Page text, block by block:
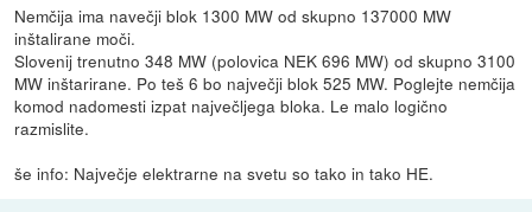
Nemčija ima navečji blok 1300 MW od skupno 137000 MW
inštalirane moči.
Slovenij trenutno 348 MW (polovica NEK 696 MW) od skupno 3100
MW inštarirane. Po teš 6 bo največji blok 525 MW. Poglejte nemčija
komod nadomesti izpat največljega bloka. Le malo logično
razmislite.
še info: Največje elektrarne na svetu so tako in tako HE.